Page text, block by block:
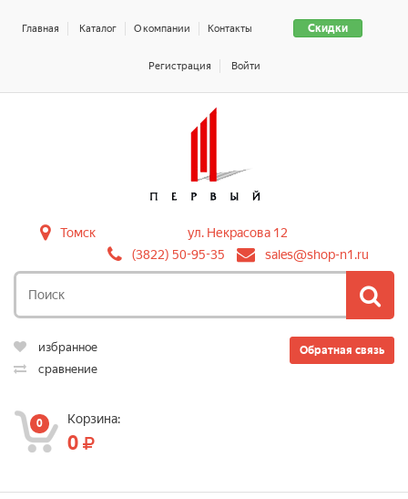
Скидки
Главная Каталог О компании Контакты
Регистрация Войти
Томск
ул. Некрасова 12
(3822) 50-95-35
sales@shop-n1.ru
Обратная связь
избранное
сравнение
0 Корзина:
0